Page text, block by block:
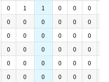
0 1 1 0 0 0
0 0 0 0 0 0
0 0 0 0 0 0
0 0 0 0 0 0
0 0 0 0 0 0
0 1 1 0 0 0
0 0 0 0 0 0
0 0 0 0 0 0
0 0 0 0 0 0
0 0 0 0 0 0
0 1 1 0 0 0
0 0 0 0 0 0
0 0 0 0 0 0
0 0 0 0 0 0
0 0 0 0 0 0
0 0 0 0 0 0
0 1 1 0 0 0
0 0 0 0 0 0
0 0 0 0 0 0
0 0 0 0 0 0
0 0 0 0 0 0
0 0 0 0 0 0